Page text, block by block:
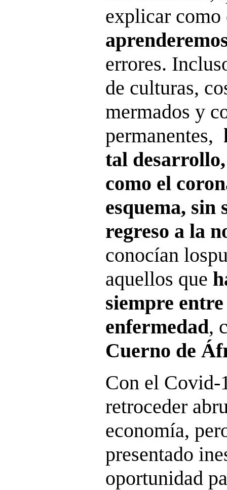
explicar
errores.
de culturas,
mermados y
permanentes,
tal
como el
esquema, sin
regreso a la
conocían
aquellos que
siempre
enfermedad,
Cuerno de
Con el Covid-
retroceder
economía,
presentado
oportunidad